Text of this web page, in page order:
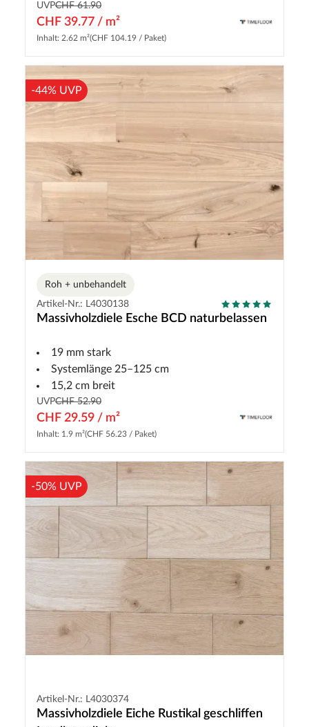
UVPCHF 61.90
CHF 39.77 / m²
Inhalt: 2.62 m²(CHF 104.19 / Paket)
-44% UVP
Roh + unbehandelt
Artikel-Nr.: L4030138
Massivholzdiele Esche BCD naturbelassen
19 mm stark
Systemlänge 25–125 cm
15,2 cm breit
UVPCHF 52.90
CHF 29.59 / m²
Inhalt: 1.9 m²(CHF 56.23 / Paket)
-50% UVP
Artikel-Nr.: L4030374
Massivholzdiele Eiche Rustikal geschliffen